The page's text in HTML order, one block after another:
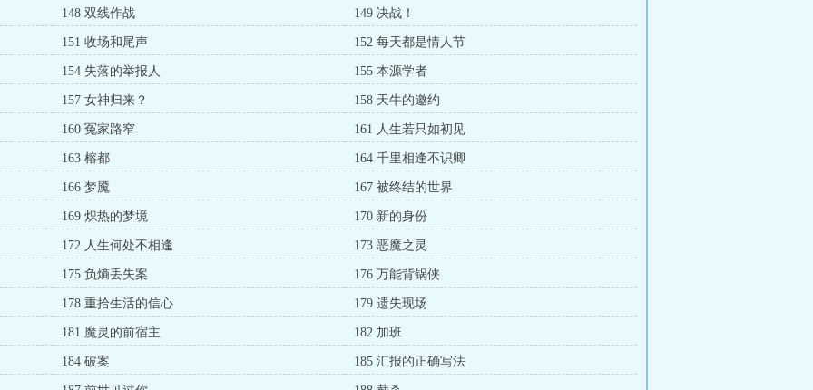
148 双线作战 149 决战！
151 收场和尾声 152 每天都是情人节
154 失落的举报人 155 本源学者
157 女神归来？ 158 天牛的邀约
160 冤家路窄 161 人生若只如初见
163 榕都 164 千里相逢不识卿
166 梦魇 167 被终结的世界
169 炽热的梦境 170 新的身份
172 人生何处不相逢 173 恶魔之灵
175 负熵丢失案 176 万能背锅侠
178 重拾生活的信心 179 遗失现场
181 魔灵的前宿主 182 加班
184 破案 185 汇报的正确写法